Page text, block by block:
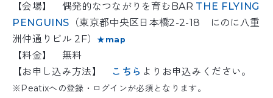
【会場】 偶発的なつながりを育むBAR THE FLYING
PENGUINS （東京都中央区日本橋2-2-18 にのに八重
洲仲通りビル 2F）★map
【料金】 無料
【お申し込み方法】 こちら よりお申込みください。
※Peatixへの登録・ログインが必須となります。